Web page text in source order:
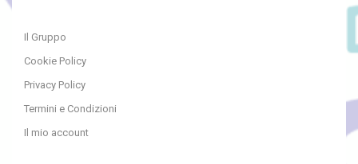
Il Gruppo
Cookie Policy
Privacy Policy
Termini e Condizioni
Il mio account